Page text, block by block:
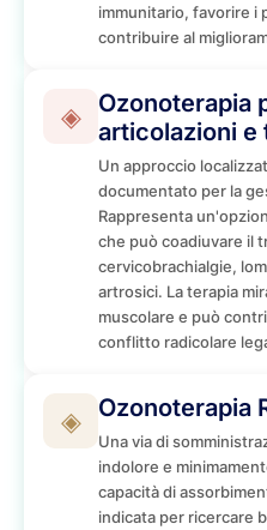
immunitario, favorire i
contribuire al
◈
Ozonoterapia
articolazioni e
Un approccio
documentato per la
Rappresenta
che può coadiuvare il
cervicobrachialgie,
artrosici. La terapia
muscolare e può
conflitto radicolare
◈ Ozonoterapia
Una via di
indolore e
capacità di
indicata per ricercare